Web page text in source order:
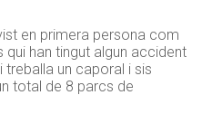
en primera persona com
qui han tingut algun accident
treballa un caporal i sis
total de 8 parcs de